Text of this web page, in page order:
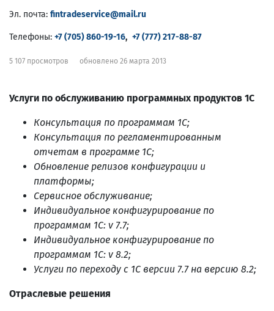
Эл. почта: fintradeservice@mail.ru
Телефоны: +7 (705) 860-19-16, +7 (777) 217-88-87
5 107 просмотров обновлено 26 марта 2013
Услуги по обслуживанию программных продуктов 1С
Консультация по программам 1С;
Консультация по регламентированным
отчетам в программе 1С;
Обновление релизов конфигурации и
платформы;
Сервисное обслуживание;
Индивидуальное конфигурирование по
программам 1С: v 7.7;
Индивидуальное конфигурирование по
программам 1С: v 8.2;
Услуги по переходу с 1С версии 7.7 на версию 8.2;
Отраслевые решения